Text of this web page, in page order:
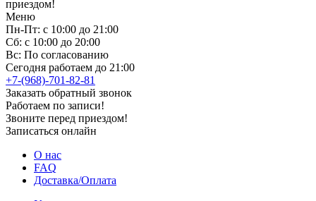
приездом!
Меню
Пн-Пт: с 10:00 до 21:00
Сб: с 10:00 до 20:00
Вс: По согласованию
Сегодня работаем до 21:00
+7-(968)-701-82-81
Заказать обратный звонок
Работаем по записи!
Звоните перед приездом!
Записаться онлайн
О нас
FAQ
Доставка/Оплата